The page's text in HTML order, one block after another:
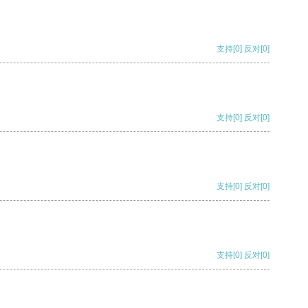
支持[0] 反对[0]
支持[0] 反对[0]
支持[0] 反对[0]
支持[0] 反对[0]